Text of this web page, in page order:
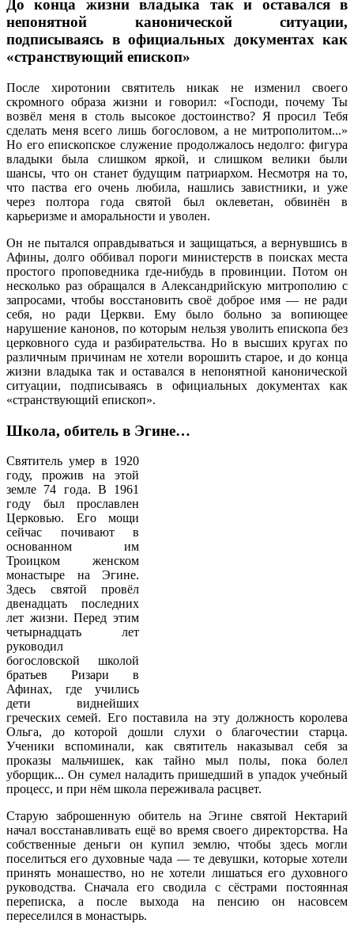
До конца жизни владыка так и оставался в
непонятной канонической ситуации,
подписываясь в официальных документах как
«странствующий епископ»
После хиротонии святитель никак не изменил своего
скромного образа жизни и говорил: «Господи, почему Ты
возвёл меня в столь высокое достоинство? Я просил Тебя
сделать меня всего лишь богословом, а не митрополитом...»
Но его епископское служение продолжалось недолго: фигура
владыки была слишком яркой, и слишком велики были
шансы, что он станет будущим патриархом. Несмотря на то,
что паства его очень любила, нашлись завистники, и уже
через полтора года святой был оклеветан, обвинён в
карьеризме и аморальности и уволен.
Он не пытался оправдываться и защищаться, а вернувшись в
Афины, долго оббивал пороги министерств в поисках места
простого проповедника где-нибудь в провинции. Потом он
несколько раз обращался в Александрийскую митрополию с
запросами, чтобы восстановить своё доброе имя — не ради
себя, но ради Церкви. Ему было больно за вопиющее
нарушение канонов, по которым нельзя уволить епископа без
церковного суда и разбирательства. Но в высших кругах по
различным причинам не хотели ворошить старое, и до конца
жизни владыка так и оставался в непонятной канонической
ситуации, подписываясь в официальных документах как
«странствующий епископ».
Школа, обитель в Эгине…
Святитель умер в 1920
году, прожив на этой
земле 74 года. В 1961
году был прославлен
Церковью. Его мощи
сейчас почивают в
основанном им
Троицком женском
монастыре на Эгине.
Здесь святой провёл
двенадцать последних
лет жизни. Перед этим
четырнадцать лет
руководил
богословской школой
братьев Ризари в
Афинах, где учились
дети виднейших
греческих семей. Его поставила на эту должность королева
Ольга, до которой дошли слухи о благочестии старца.
Ученики вспоминали, как святитель наказывал себя за
проказы мальчишек, как тайно мыл полы, пока болел
уборщик... Он сумел наладить пришедший в упадок учебный
процесс, и при нём школа переживала расцвет.
Старую заброшенную обитель на Эгине святой Нектарий
начал восстанавливать ещё во время своего директорства. На
собственные деньги он купил землю, чтобы здесь могли
поселиться его духовные чада — те девушки, которые хотели
принять монашество, но не хотели лишаться его духовного
руководства. Сначала его сводила с сёстрами постоянная
переписка, а после выхода на пенсию он насовсем
переселился в монастырь.